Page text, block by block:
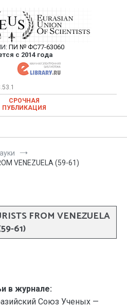
Союз Ученых —
статей в
научном журнале
ПИ № ФС77-63060
с 2014 года
— публикация научных статей в
научном журнале
СРОЧНАЯ
ПУБЛИКАЦИЯ
VENEZUELA (59-61)
FROM VENEZUELA
61)
в журнале:
Союз Ученых —